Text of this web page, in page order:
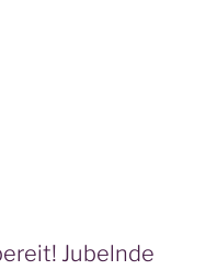
Jubelnde